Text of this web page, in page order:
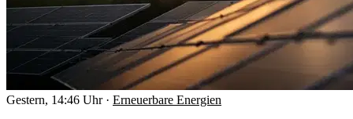
Gestern, 14:46 Uhr · Erneuerbare Energien